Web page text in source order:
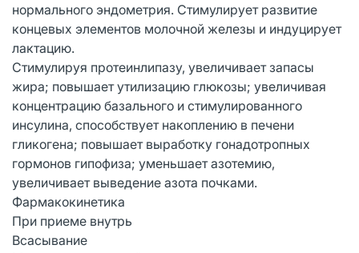
нормального эндометрия. Стимулирует развитие
концевых элементов молочной железы и индуцирует
лактацию.
Стимулируя протеинлипазу, увеличивает запасы
жира; повышает утилизацию глюкозы; увеличивая
концентрацию базального и стимулированного
инсулина, способствует накоплению в печени
гликогена; повышает выработку гонадотропных
гормонов гипофиза; уменьшает азотемию,
увеличивает выведение азота почками.
Фармакокинетика
При приеме внутрь
Всасывание